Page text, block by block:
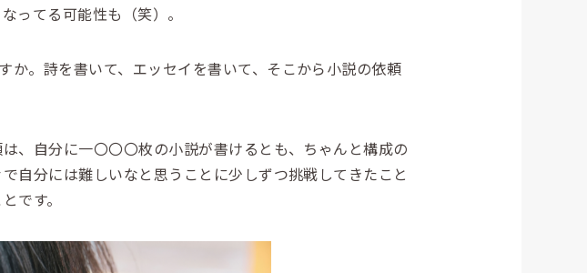
ってる可能性も（笑）。
。詩を書いて、エッセイを書いて、そこから小説の依頼
自分に一〇〇〇枚の小説が書けるとも、ちゃんと構成の
自分には難しいなと思うことに少しずつ挑戦してきたこと
です。